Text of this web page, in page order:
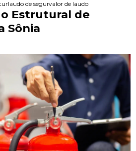
laudo de segurancas estruturais
valor de laudo estrutural de
Estrutural de
Sônia